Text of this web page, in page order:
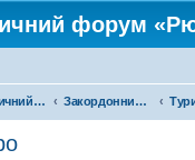
форум
Туристичний форум «Рюкзак» Закордонний туризм